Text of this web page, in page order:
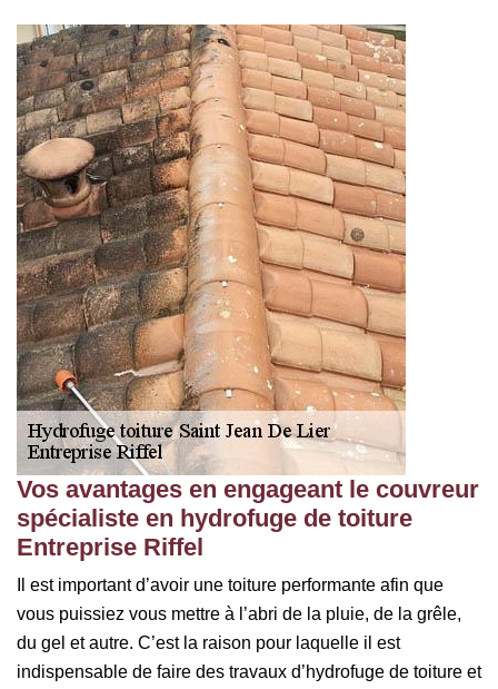
Vos avantages en engageant le couvreur
spécialiste en hydrofuge de toiture
Entreprise Riffel
Il est important d’avoir une toiture performante afin que
vous puissiez vous mettre à l’abri de la pluie, de la grêle,
du gel et autre. C’est la raison pour laquelle il est
indispensable de faire des travaux d’hydrofuge de toiture et